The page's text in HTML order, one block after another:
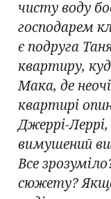
чисту воду
господарем
є подруга
квартиру,
Мака, де
квартирі
Джеррі-
вимушений
Все
сюжету?